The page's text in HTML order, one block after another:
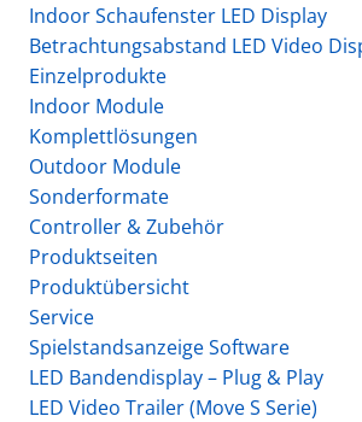
Indoor Schaufenster LED Display
Betrachtungsabstand LED Video
Einzelprodukte
Indoor Module
Komplettlösungen
Outdoor Module
Sonderformate
Controller & Zubehör
Produktseiten
Produktübersicht
Service
Spielstandsanzeige Software
LED Bandendisplay – Plug & Play
LED Video Trailer (Move S Serie)